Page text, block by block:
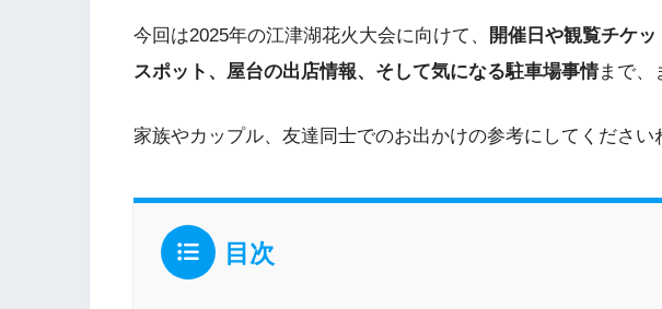
今回は2025年の江津湖花火大会に向けて、
開催日や観覧チケ
スポット、屋台の出店情報、そして気になる駐車場事情まで、
家族やカップル、友達同士でのお出かけの参考にしてください
目次